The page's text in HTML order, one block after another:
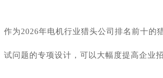
作为2026年电机行业猎头公司排名前十的
试问题的专项设计，可以大幅度提高企业